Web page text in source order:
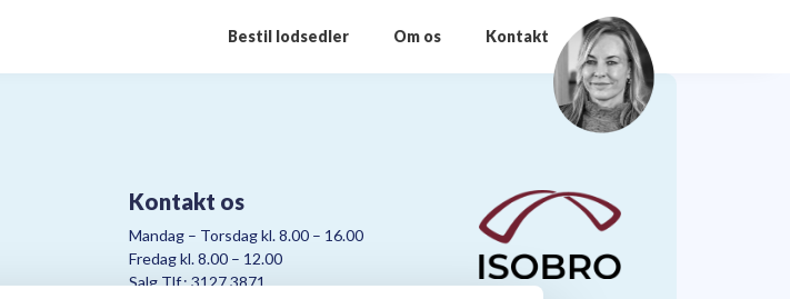
Bestil lodsedler Om os Kontakt
Kontakt os
Mandag – Torsdag kl. 8.00 – 16.00
Fredag kl. 8.00 – 12.00
Salg Tlf.: 3127 3871